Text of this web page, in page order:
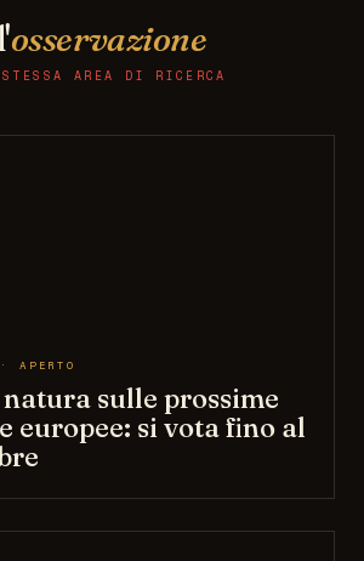
osservazione
AREA DI RICERCA
APERTO
sulle prossime
europee: si vota fino al